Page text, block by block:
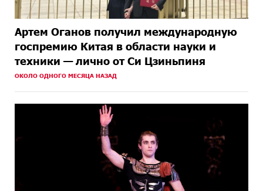
Артем Оганов получил международную
госпремию Китая в области науки и
техники — лично от Си Цзиньпиня
ОКОЛО ОДНОГО МЕСЯЦА НАЗАД